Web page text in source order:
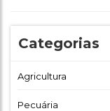
Categorias
Agricultura
Pecuária